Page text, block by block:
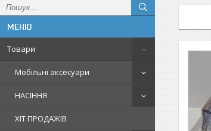
Товари
Мобільні аксесуари
НАСІННЯ
ХІТ ПРОДАЖІВ